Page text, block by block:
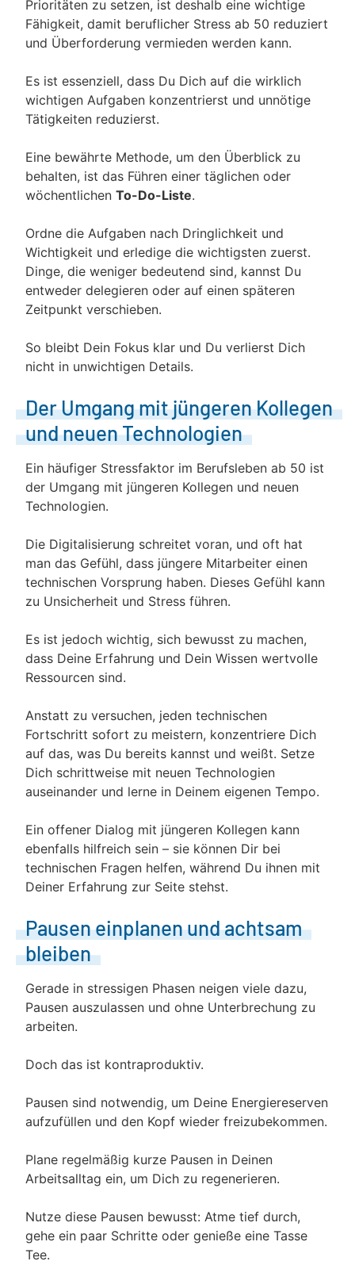
Prioritäten zu setzen, ist deshalb eine wichtige
Fähigkeit, damit beruflicher Stress ab 50 reduziert
und Überforderung vermieden werden kann.
Es ist essenziell, dass Du Dich auf die wirklich
wichtigen Aufgaben konzentrierst und unnötige
Tätigkeiten reduzierst.
Eine bewährte Methode, um den Überblick zu
behalten, ist das Führen einer täglichen oder
wöchentlichen To-Do-Liste.
Ordne die Aufgaben nach Dringlichkeit und
Wichtigkeit und erledige die wichtigsten zuerst.
Dinge, die weniger bedeutend sind, kannst Du
entweder delegieren oder auf einen späteren
Zeitpunkt verschieben.
So bleibt Dein Fokus klar und Du verlierst Dich
nicht in unwichtigen Details.
Der Umgang mit jüngeren Kollegen
und neuen Technologien
Ein häufiger Stressfaktor im Berufsleben ab 50 ist
der Umgang mit jüngeren Kollegen und neuen
Technologien.
Die Digitalisierung schreitet voran, und oft hat
man das Gefühl, dass jüngere Mitarbeiter einen
technischen Vorsprung haben. Dieses Gefühl kann
zu Unsicherheit und Stress führen.
Es ist jedoch wichtig, sich bewusst zu machen,
dass Deine Erfahrung und Dein Wissen wertvolle
Ressourcen sind.
Anstatt zu versuchen, jeden technischen
Fortschritt sofort zu meistern, konzentriere Dich
auf das, was Du bereits kannst und weißt. Setze
Dich schrittweise mit neuen Technologien
auseinander und lerne in Deinem eigenen Tempo.
Ein offener Dialog mit jüngeren Kollegen kann
ebenfalls hilfreich sein – sie können Dir bei
technischen Fragen helfen, während Du ihnen mit
Deiner Erfahrung zur Seite stehst.
Pausen einplanen und achtsam
bleiben
Gerade in stressigen Phasen neigen viele dazu,
Pausen auszulassen und ohne Unterbrechung zu
arbeiten.
Doch das ist kontraproduktiv.
Pausen sind notwendig, um Deine Energiereserven
aufzufüllen und den Kopf wieder freizubekommen.
Plane regelmäßig kurze Pausen in Deinen
Arbeitsalltag ein, um Dich zu regenerieren.
Nutze diese Pausen bewusst: Atme tief durch,
gehe ein paar Schritte oder genieße eine Tasse
Tee.